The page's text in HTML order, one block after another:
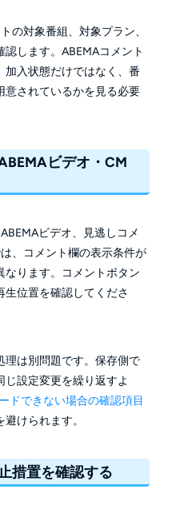
の対象番組、対象プラン、
します。ABEMAコメント
加入状態だけではなく、番
意されているかを見る必要
ビデオ・CM
ビデオ、見逃しコメ
、コメント欄の表示条件が
ります。コメントボタン
位置を確認してくださ
理は別問題です。保存側で
設定変更を繰り返すよ
ドできない場合の確認項目
けられます。
措置を確認する